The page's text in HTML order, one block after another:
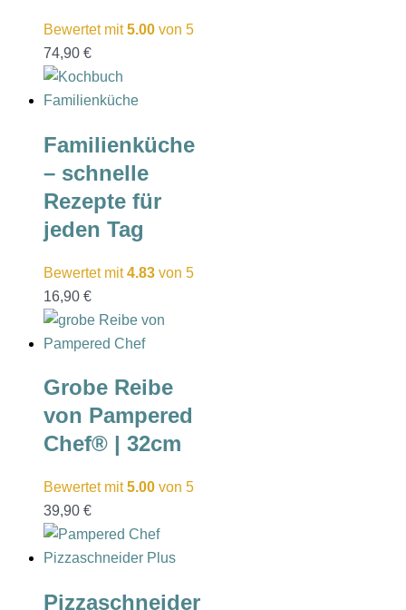
Bewertet mit5.00 von 5
74,90 €
Familienküche
– schnelle
Rezepte für
jeden Tag
Bewertet mit4.83 von 5
16,90 €
Grobe Reibe
von Pampered
Chef® | 32cm
Bewertet mit5.00 von 5
39,90 €
Pizzaschneider